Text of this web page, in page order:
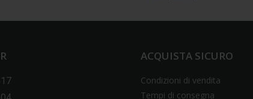
ACQUISTA SICURO
Condizioni di vendita
Tempi di consegna